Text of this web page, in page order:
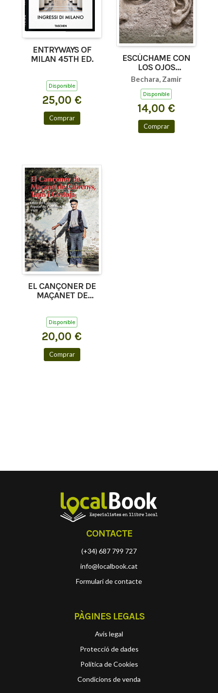
ENTRYWAYS OF
MILAN 45TH ED.
Disponible
25,00 €
Comprar
ESCÚCHAME CON
LOS OJOS
(AFORISMOS Y
TEXTOS BREVES)
Bechara, Zamir
Disponible
14,00 €
Comprar
EL CANÇONER DE
MAÇANET DE
Disponible
20,00 €
Comprar
CONTACTE
(+34) 687 799 727
info@localbook.cat
Formulari de contacte
PÀGINES LEGALS
Avís legal
Protecció de dades
Política de Cookies
Condicions de venda